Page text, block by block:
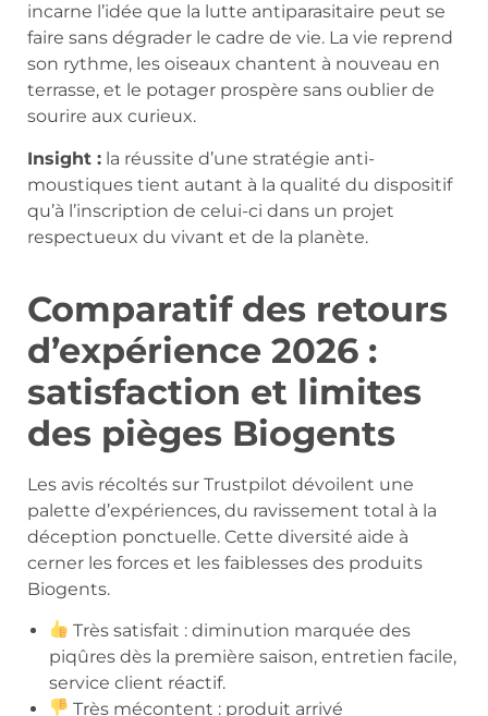
incarne l’idée que la lutte antiparasitaire peut se
faire sans dégrader le cadre de vie. La vie reprend
son rythme, les oiseaux chantent à nouveau en
terrasse, et le potager prospère sans oublier de
sourire aux curieux.
Insight : la réussite d’une stratégie anti-
moustiques tient autant à la qualité du dispositif
qu’à l’inscription de celui-ci dans un projet
respectueux du vivant et de la planète.
Comparatif des retours
d’expérience 2026 :
satisfaction et limites
des pièges Biogents
Les avis récoltés sur Trustpilot dévoilent une
palette d’expériences, du ravissement total à la
déception ponctuelle. Cette diversité aide à
cerner les forces et les faiblesses des produits
Biogents.
Très satisfait : diminution marquée des
piqûres dès la première saison, entretien facile,
service client réactif.
Très mécontent : produit arrivé